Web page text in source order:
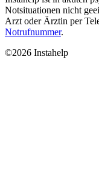
Notsituationen nicht
Arzt oder Ärztin per
Notrufnummer.
©2026 Instahelp